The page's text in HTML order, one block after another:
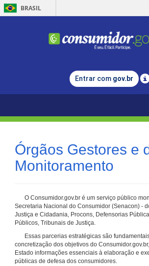
BRASIL
Entrar com gov.br
Órgãos Gestores e
Monitoramento
O Consumidor.gov.br é um serviço público
Secretaria Nacional do Consumidor (Senacon) -
Justiça e Cidadania, Procons, Defensorias
Públicos, Tribunais de Justiça.
Essas parcerias estratégicas são
concretização dos objetivos do
Estado informações essenciais à elaboração e
públicas de defesa dos consumidores.